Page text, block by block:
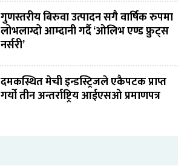
गुणस्तरीय बिरुवा उत्पादन सगै वार्षिक रुपमा
लोभलाग्दो आम्दानी गर्दै ‘ओलिभ एण्ड फ्रुट्स
नर्सरी’
दमकस्थित मेची इन्डस्ट्रिजले एकैपटक प्राप्त
गर्यो तीन अन्तर्राष्ट्रिय आईएसओ प्रमाणपत्र